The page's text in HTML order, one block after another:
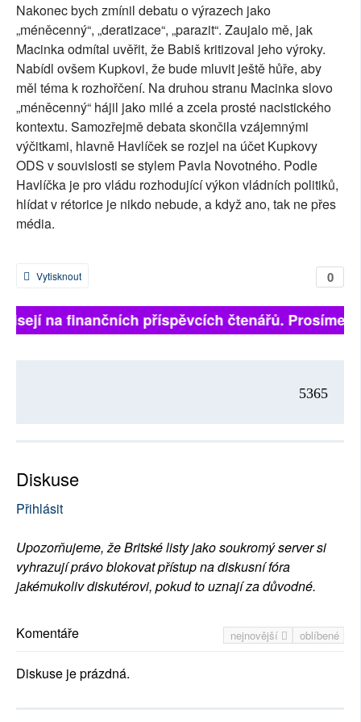
Nakonec bych zmínil debatu o výrazech jako
„méněcenný“, „deratizace“, „parazit“. Zaujalo mě, jak
Macinka odmítal uvěřit, že Babiš kritizoval jeho výroky.
Nabídl ovšem Kupkovi, že bude mluvit ještě hůře, aby
měl téma k rozhořčení. Na druhou stranu Macinka slovo
„méněcenný“ hájil jako milé a zcela prosté nacistického
kontextu. Samozřejmě debata skončila vzájemnými
výčitkami, hlavně Havlíček se rozjel na účet Kupkovy
ODS v souvislosti se stylem Pavla Novotného. Podle
Havlíčka je pro vládu rozhodující výkon vládních politiků,
hlídat v rétorice je nikdo nebude, a když ano, tak ne přes
média.
0
Vytisknout
na finančních příspěvcích čtenářů. Prosíme,
5365
Diskuse
Přihlásit
Upozorňujeme, že Britské listy jako soukromý server si
vyhrazují právo blokovat přístup na diskusní fóra
jakémukoliv diskutérovi, pokud to uznají za důvodné.
nejnovější oblíbené
Komentáře
Diskuse je prázdná.